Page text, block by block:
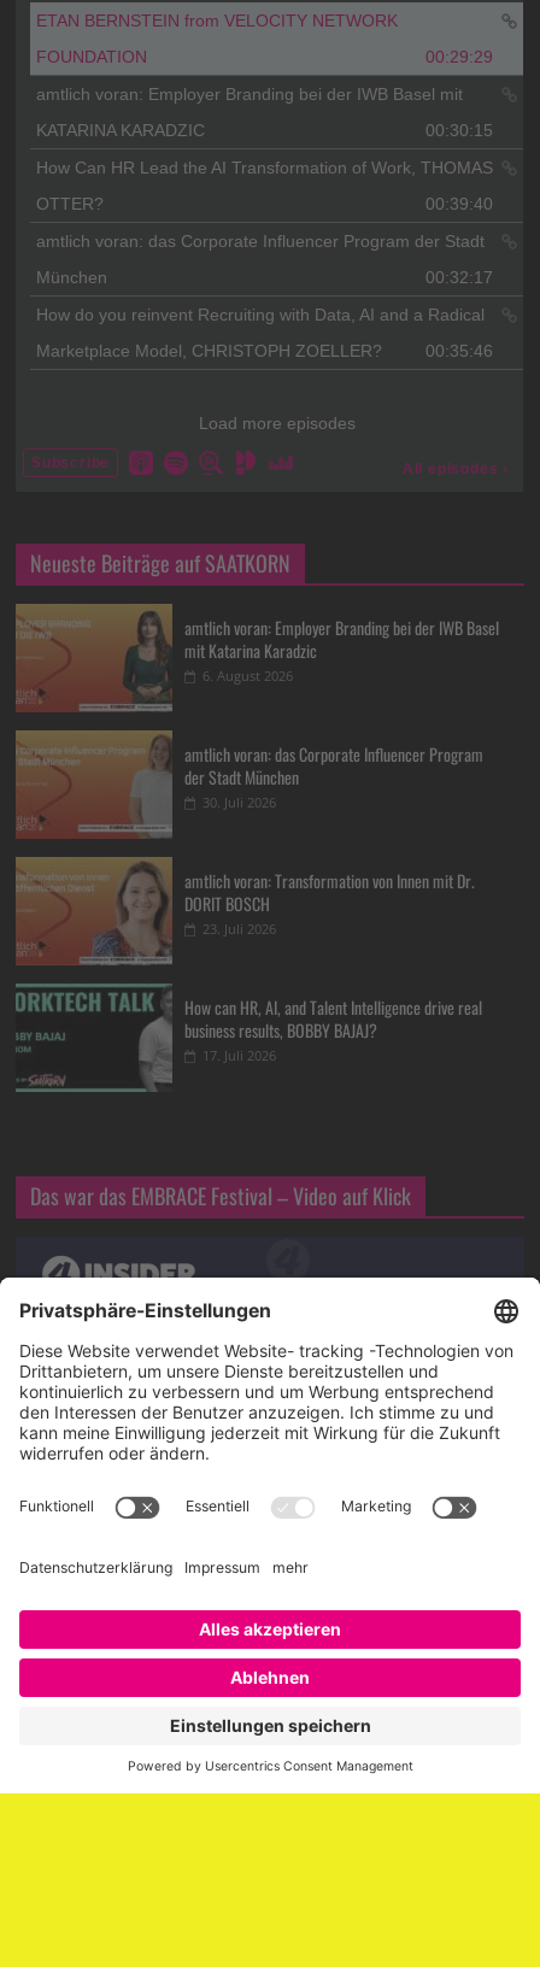
Neueste Beiträge auf SAATKORN
amtlich voran: Employer Branding bei der IWB Basel
mit Katarina Karadzic
6. August 2026
amtlich voran: das Corporate Influencer Program
der Stadt München
30. Juli 2026
amtlich voran: Transformation von Innen mit Dr.
DORIT BOSCH
23. Juli 2026
How can HR, AI, and Talent Intelligence drive real
business results, BOBBY BAJAJ?
17. Juli 2026
Das war das EMBRACE Festival – Video auf Klick
Über SAATKORN
SAATKORN ist der Blog von Gero Hesse. Seit 2009 schreibt
er über die Themen Employer Branding,